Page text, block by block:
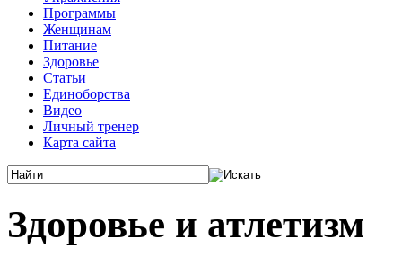
Программы
Женщинам
Питание
Здоровье
Статьи
Единоборства
Видео
Личный тренер
Карта сайта
Здоровье и атлетизм